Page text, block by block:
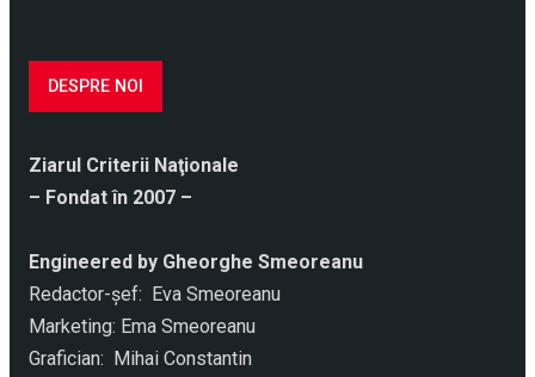
DESPRE NOI
Ziarul Criterii Naţionale
– Fondat în 2007 –
Engineered by Gheorghe Smeoreanu
Redactor-şef: Eva Smeoreanu
Marketing: Ema Smeoreanu
Grafician: Mihai Constantin